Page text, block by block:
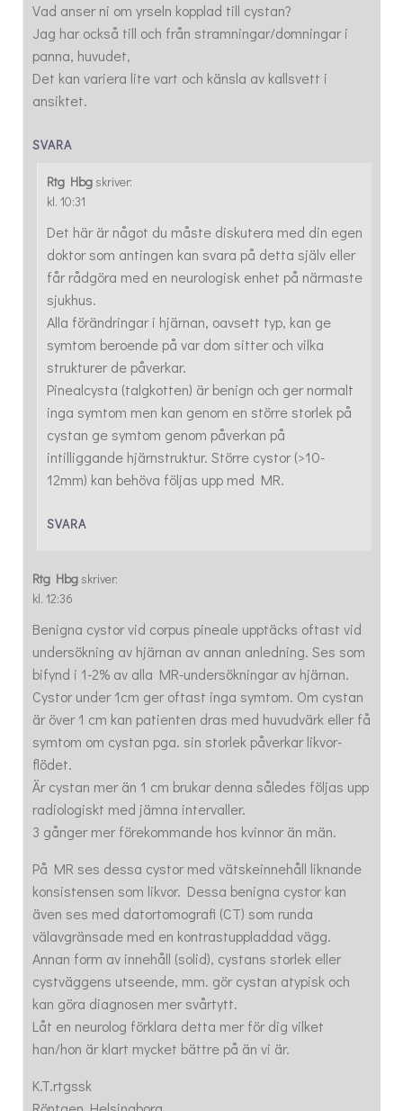
Vad anser ni om yrseln kopplad till cystan?
Jag har också till och från stramningar/domningar i
panna, huvudet,
Det kan variera lite vart och känsla av kallsvett i
ansiktet.
SVARA
Rtg Hbg skriver:
kl. 10:31
Det här är något du måste diskutera med din egen
doktor som antingen kan svara på detta själv eller
får rådgöra med en neurologisk enhet på närmaste
sjukhus.
Alla förändringar i hjärnan, oavsett typ, kan ge
symtom beroende på var dom sitter och vilka
strukturer de påverkar.
Pinealcysta (talgkotten) är benign och ger normalt
inga symtom men kan genom en större storlek på
cystan ge symtom genom påverkan på
intilliggande hjärnstruktur. Större cystor (>10-
12mm) kan behöva följas upp med MR.
SVARA
Rtg Hbg skriver:
kl. 12:36
Benigna cystor vid corpus pineale upptäcks oftast vid
undersökning av hjärnan av annan anledning. Ses som
bifynd i 1-2% av alla MR-undersökningar av hjärnan.
Cystor under 1cm ger oftast inga symtom. Om cystan
är över 1 cm kan patienten dras med huvudvärk eller få
symtom om cystan pga. sin storlek påverkar likvor-
flödet.
Är cystan mer än 1 cm brukar denna således följas upp
radiologiskt med jämna intervaller.
3 gånger mer förekommande hos kvinnor än män.
På MR ses dessa cystor med vätskeinnehåll liknande
konsistensen som likvor. Dessa benigna cystor kan
även ses med datortomografi (CT) som runda
välavgränsade med en kontrastuppladdad vägg.
Annan form av innehåll (solid), cystans storlek eller
cystväggens utseende, mm. gör cystan atypisk och
kan göra diagnosen mer svårtytt.
Låt en neurolog förklara detta mer för dig vilket
han/hon är klart mycket bättre på än vi är.
K.T.rtgssk